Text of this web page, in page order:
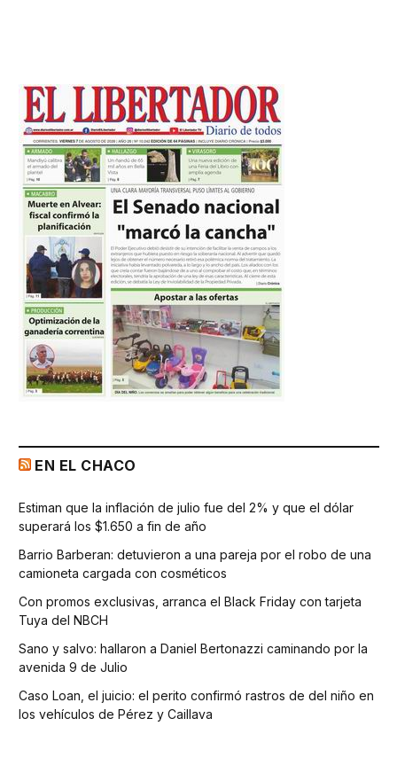
EN EL CHACO
Estiman que la inflación de julio fue del 2% y que el dólar
superará los $1.650 a fin de año
Barrio Barberan: detuvieron a una pareja por el robo de una
camioneta cargada con cosméticos
Con promos exclusivas, arranca el Black Friday con tarjeta
Tuya del NBCH
Sano y salvo: hallaron a Daniel Bertonazzi caminando por la
avenida 9 de Julio
Caso Loan, el juicio: el perito confirmó rastros de del niño en
los vehículos de Pérez y Caillava